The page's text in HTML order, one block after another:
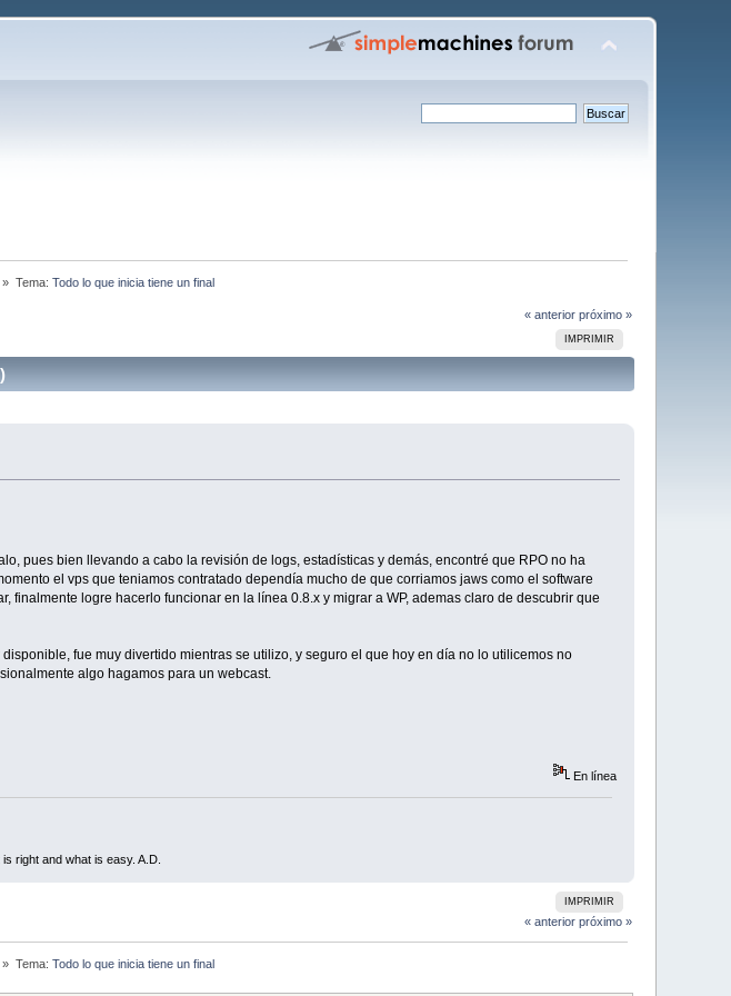
» Tema: Todo lo que inicia tiene un final
« anterior próximo »
IMPRIMIR
pues bien llevando a cabo la revisión de logs, estadísticas y demás, encontré que RPO no ha
el vps que teniamos contratado dependía mucho de que corriamos jaws como el software
logre hacerlo funcionar en la línea 0.8.x y migrar a WP, ademas claro de descubrir que
fue muy divertido mientras se utilizo, y seguro el que hoy en día no lo utilicemos no
algo hagamos para un webcast.
En línea
right and what is easy. A.D.
IMPRIMIR
« anterior próximo »
» Tema: Todo lo que inicia tiene un final